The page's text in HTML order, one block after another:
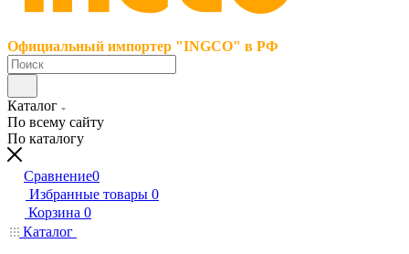
Официальный импортер "INGCO" в РФ
Каталог
По всему сайту
По каталогу
Сравнение0
Избранные товары 0
Корзина 0
Каталог